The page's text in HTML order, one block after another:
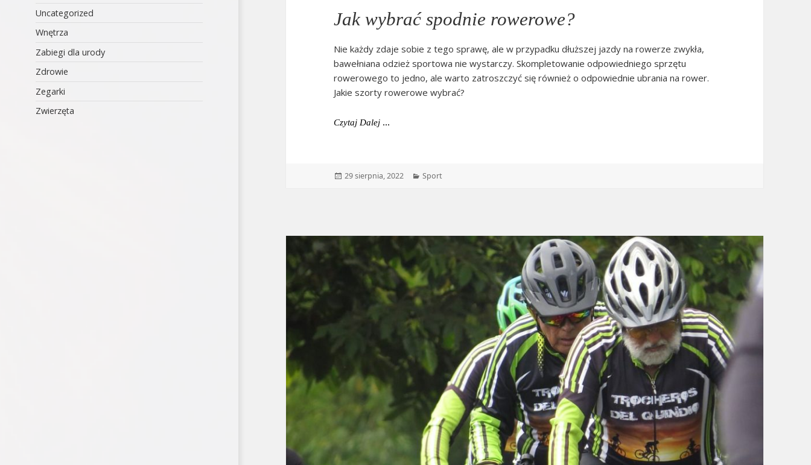
Uncategorized
Wnętrza
Zabiegi dla urody
Zdrowie
Zegarki
Zwierzęta
Jak wybrać spodnie rowerowe?
Nie każdy zdaje sobie z tego sprawę, ale w przypadku dłuższej jazdy na rowerze zwykła,
bawełniana odzież sportowa nie wystarczy. Skompletowanie odpowiedniego sprzętu
rowerowego to jedno, ale warto zatroszczyć się również o odpowiednie ubrania na rower.
Jakie szorty rowerowe wybrać?
Czytaj Dalej
Data
29 sierpnia, 2022 Kategorie
Sport